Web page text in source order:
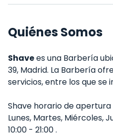
Quiénes Somos
Shavees una Barbería
39, Madrid. La Barbería
servicios, entre los que se
Shave horario de apertura
Lunes, Martes, Miércoles,
10:00 - 21:00 .